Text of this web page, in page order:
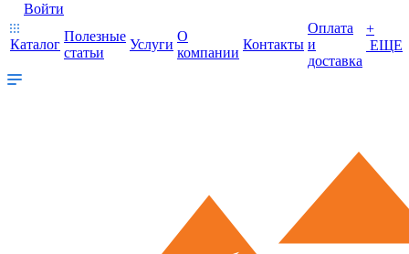
Войти
Каталог
Полезные
статьи
Услуги
О
компании
Контакты
Оплата
и
доставка
+
ЕЩЕ